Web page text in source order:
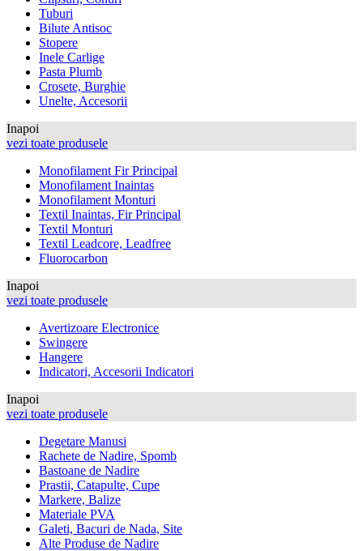
Tuburi
Bilute Antisoc
Stopere
Inele Carlige
Pasta Plumb
Crosete, Burghie
Unelte, Accesorii
Inapoi
vezi toate produsele
Monofilament Fir Principal
Monofilament Inaintas
Monofilament Monturi
Textil Inaintas, Fir Principal
Textil Monturi
Textil Leadcore, Leadfree
Fluorocarbon
Inapoi
vezi toate produsele
Avertizoare Electronice
Swingere
Hangere
Indicatori, Accesorii Indicatori
Inapoi
vezi toate produsele
Degetare Manusi
Rachete de Nadire, Spomb
Bastoane de Nadire
Prastii, Catapulte, Cupe
Markere, Balize
Materiale PVA
Galeti, Bacuri de Nada, Site
Alte Produse de Nadire